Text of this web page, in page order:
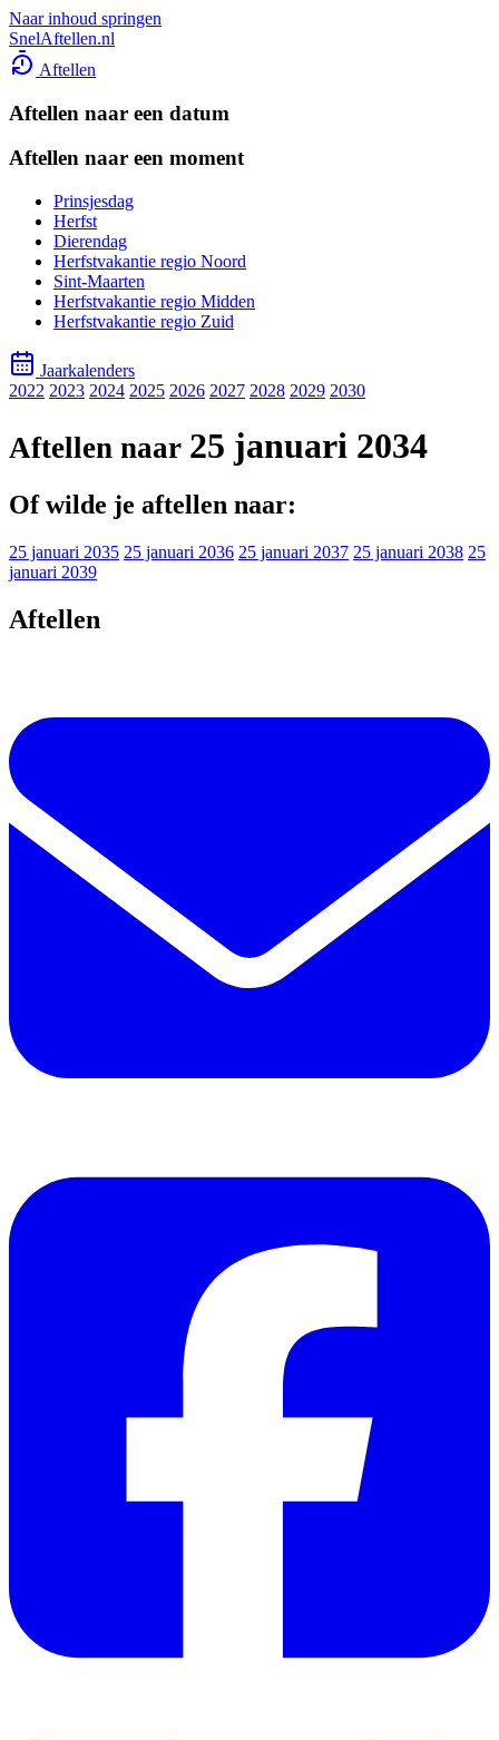
Naar inhoud springen
SnelAftellen.nl
Aftellen
Aftellen naar een datum
Aftellen naar een moment
Prinsjesdag
Herfst
Dierendag
Herfstvakantie regio Noord
Sint-Maarten
Herfstvakantie regio Midden
Herfstvakantie regio Zuid
Jaarkalenders
2022 2023 2024 2025 2026 2027 2028 2029 2030
Aftellen naar 25 januari 2034
Of wilde je aftellen naar:
25 januari 2035 25 januari 2036 25 januari 2037 25 januari 2038 25
januari 2039
Aftellen